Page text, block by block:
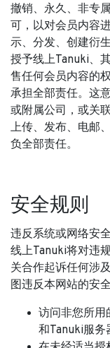
撤销、永久、非专
可，以对会员内容
示、分发、创建衍
授予线上Tanuki、
售任何会员内容的
承担全部责任。这
或附属公司，或关
上传、发布、电邮
负全部责任。
安全规则
违反系统或网络安
线上Tanuki将对违
关合作起诉任何涉
图违反本网站的安
访问非您所用
和Tanuki服务